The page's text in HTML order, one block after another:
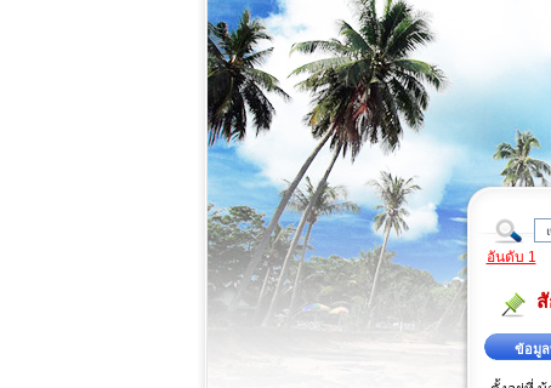
ที่เที่ยวภาคใต้
อันดับ 1
ข้อมูล